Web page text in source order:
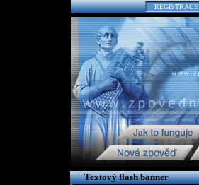
REGISTRACE
Textový flash banner